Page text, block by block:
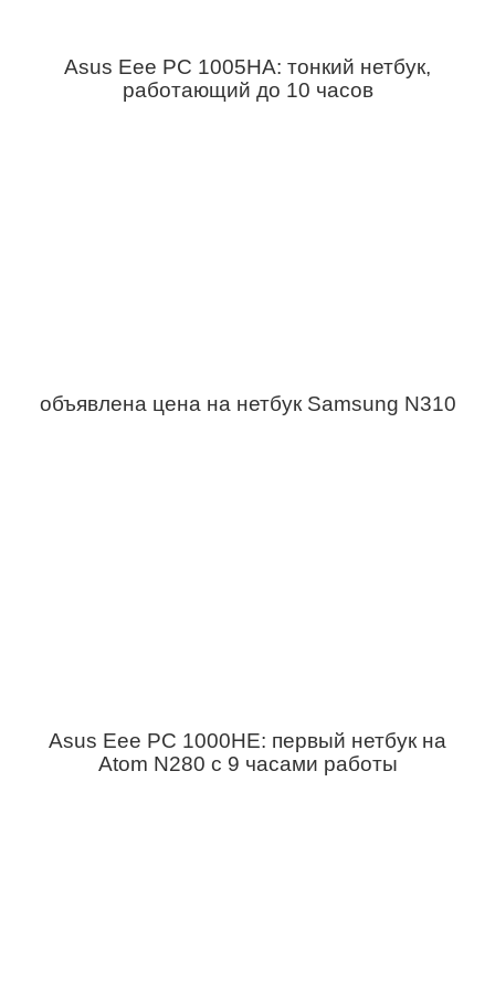
Asus Eee PC 1005HA: тонкий нетбук,
работающий до 10 часов
объявлена цена на нетбук Samsung N310
Asus Eee PC 1000HE: первый нетбук на
Atom N280 с 9 часами работы